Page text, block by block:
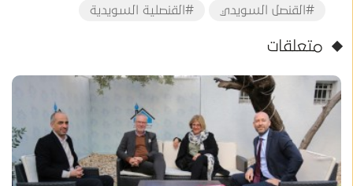
#القنصل السويدي
#القنصلية السويدية
متعلقات